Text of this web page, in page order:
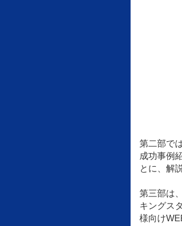
第二部で
成功事例
とに、解
第三部は
キングス
様向け